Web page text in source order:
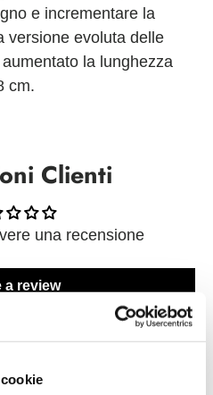
e incrementare la
versione evoluta delle
la lunghezza
cm.
Clienti
una recensione
a review